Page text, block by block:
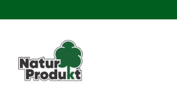
na
o
obchodu
obchodu